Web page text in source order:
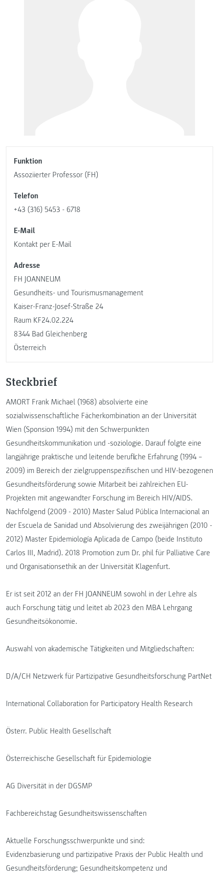
Funktion
Assoziierter Professor (FH)
Telefon
+43 (316) 5453 - 6718
E-Mail
Kontakt per E-Mail
Adresse
FH JOANNEUM
Gesundheits- und Tourismusmanagement
Kaiser-Franz-Josef-Straße 24
Raum KF24.02.224
8344 Bad Gleichenberg
Österreich
Steckbrief
AMORT Frank Michael (1968) absolvierte eine
sozialwissenschaftliche Fächerkombination an der Universität
Wien (Sponsion 1994) mit den Schwerpunkten
Gesundheitskommunikation und -soziologie. Darauf folgte eine
langjährige praktische und leitende berufliche Erfahrung (1994 –
2009) im Bereich der zielgruppenspezifischen und HIV-bezogenen
Gesundheitsförderung sowie Mitarbeit bei zahlreichen EU-
Projekten mit angewandter Forschung im Bereich HIV/AIDS.
Nachfolgend (2009 - 2010) Master Salud Pública Internacional an
der Escuela de Sanidad und Absolvierung des zweijährigen (2010 -
2012) Master Epidemiología Aplicada de Campo (beide Instituto
Carlos III, Madrid). 2018 Promotion zum Dr. phil für Palliative Care
und Organisationsethik an der Universität Klagenfurt.
Er ist seit 2012 an der FH JOANNEUM sowohl in der Lehre als
auch Forschung tätig und leitet ab 2023 den MBA Lehrgang
Gesundheitsökonomie.
Auswahl von akademische Tätigkeiten und Mitgliedschaften:
D/A/CH Netzwerk für Partizipative Gesundheitsforschung PartNet
International Collaboration for Participatory Health Research
Österr. Public Health Gesellschaft
Österreichische Gesellschaft für Epidemiologie
AG Diversität in der DGSMP
Fachbereichstag Gesundheitswissenschaften
Aktuelle Forschungsschwerpunkte und sind:
Evidenzbasierung und partizipative Praxis der Public Health und
Gesundheitsförderung; Gesundheitskompetenz und